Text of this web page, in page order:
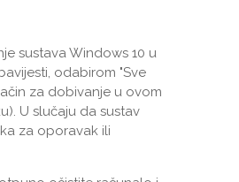
sustava Windows 10 u
odabirom "Sve
za dobivanje u ovom
U slučaju da sustav
za oporavak ili